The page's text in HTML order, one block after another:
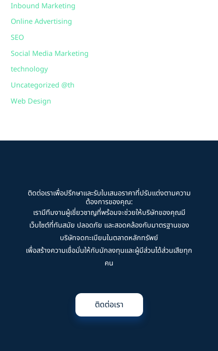
Inbound Marketing
Online Advertising
SEO
Social Media Marketing
technology
Uncategorized @th
Web Design
ติดต่อเราเพื่อปรึกษาและรับใบเสนอราคาที่ปรับแต่งตามความ
ต้องการของคุณ:
เรามีทีมงานผู้เชี่ยวชาญที่พร้อมจะช่วยให้บริษัทของคุณมี
เว็บไซต์ที่ทันสมัย ปลอดภัย และสอดคล้องกับมาตรฐานของ
บริษัทจดทะเบียนในตลาดหลักทรัพย์
เพื่อสร้างความเชื่อมั่นให้กับนักลงทุนและผู้มีส่วนได้ส่วนเสียทุก
คน
ติดต่อเรา